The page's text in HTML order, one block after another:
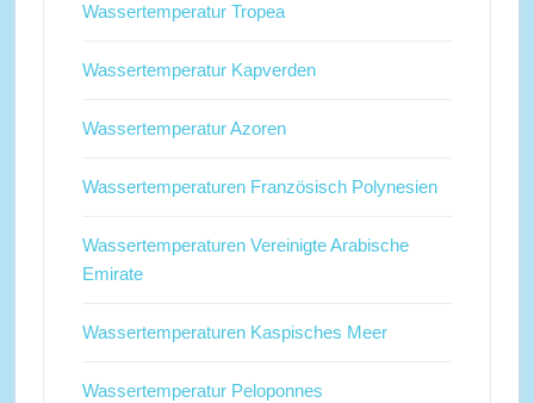
Wassertemperatur Tropea
Wassertemperatur Kapverden
Wassertemperatur Azoren
Wassertemperaturen Französisch Polynesien
Wassertemperaturen Vereinigte Arabische
Emirate
Wassertemperaturen Kaspisches Meer
Wassertemperatur Peloponnes